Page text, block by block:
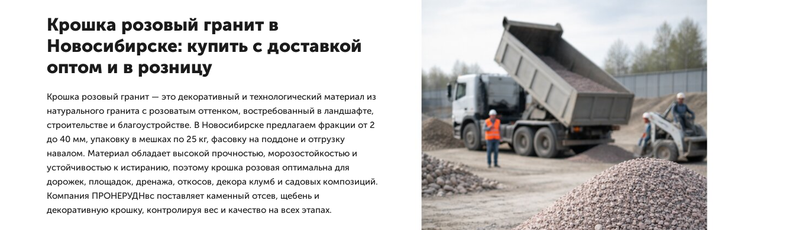
Крошка розовый гранит в
Новосибирске: купить с доставкой
оптом и в розницу
Крошка розовый гранит — это декоративный и технологический материал из
натурального гранита с розоватым оттенком, востребованный в ландшафте,
строительстве и благоустройстве. В Новосибирске предлагаем фракции от 2
до 40 мм, упаковку в мешках по 25 кг, фасовку на поддоне и отгрузку
навалом. Материал обладает высокой прочностью, морозостойкостью и
устойчивостью к истиранию, поэтому крошка розовая оптимальна для
дорожек, площадок, дренажа, откосов, декора клумб и садовых композиций.
Компания ПРОНЕРУДНвс поставляет каменный отсев, щебень и
декоративную крошку, контролируя вес и качество на всех этапах.